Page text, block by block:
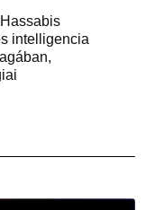
intelligencia